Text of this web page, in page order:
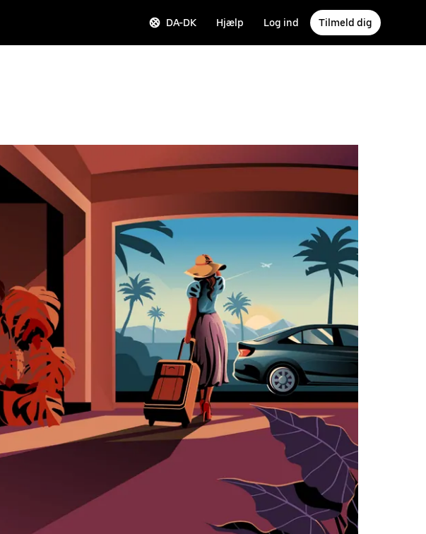
DA-DK Hjælp Log ind Tilmeld dig